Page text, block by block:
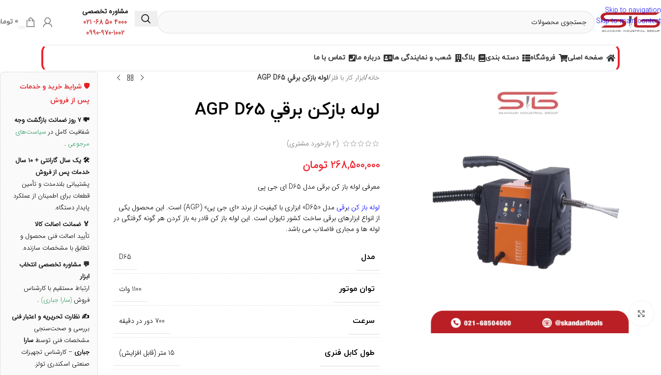
Skip to navigation
Skip to main content
مشاوره تخصصی
4000 50 68- 021
0990-970-1002
0
صفحه اصلی فروشگاه دسته بندی بلاگ شعب و نمایندگی ها درباره ما تماس با ما
برای بزرگنمایی کلیک کنید
خانه/ابزار کار با فلز/لوله بازكن برقي AGP D65
لوله بازكن برقي AGP D65
(
2 بازخورد مشتری)
268,500,000 تومان
معرفی لوله باز کن برقی مدل D65 ای جی پی
لوله باز کن برقی مدل «D65» ابزاری با کیفیت از برند «ای جی پی» (AGP) است.
این محصول یکی
از انواع ابزارهای برقی ساخت کشور تایوان است. این لوله باز کن قادر به باز کردن هر گونه گرفتگی در
لوله ها و مجاری فاضلاب می باشد.
مدل D65
توان موتور 1100 وات
سرعت 700 دور در دقیقه
طول کابل فنری 15 متر (قابل افزایش)
🛡️ شرایط خرید و خدمات
پس از فروش
💸 ۷ روز ضمانت بازگشت وجه
شفافیت کامل در سیاست‌های
مرجوعی .
🛠️ یک سال گارانتی + ۱۰ سال
خدمات پس از فروش
پشتیبانی بلندمدت و تأمین
قطعات برای اطمینان از عملکرد
پایدار دستگاه.
🏅 ضمانت اصالت کالا
تأیید اصالت فنی محصول و
تطابق با مشخصات سازنده.
💬 مشاوره تخصصی انتخاب
ابزار
ارتباط مستقیم با کارشناس
فروش (سارا جباری) .
✍️ نظارت تحریریه و اعتبار فنی
بررسی و صحت‌سنجی
مشخصات فنی توسطسارا
جباری – کارشناس تجهیزات
صنعتی اسکندری تولز.